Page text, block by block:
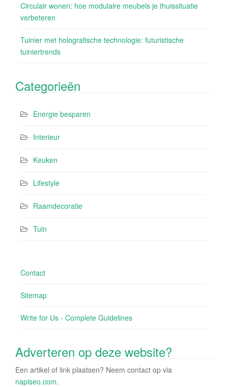
Circulair wonen: hoe modulaire meubels je thuissituatie
verbeteren
Tuinier met holografische technologie: futuristische
tuiniertrends
Categorieën
Energie besparen
Interieur
Keuken
Lifestyle
Raamdecoratie
Tuin
Contact
Sitemap
Write for Us - Complete Guidelines
Adverteren op deze website?
Een artikel of link plaatsen? Neem contact op via
napiseo.com.